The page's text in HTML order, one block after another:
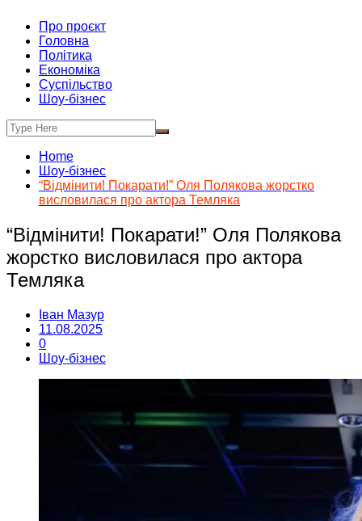
Про проєкт
Головна
Політика
Економіка
Суспільство
Шоу-бізнес
Home
Шоу-бізнес
“Відмінити! Покарати!” Оля Полякова жорстко
висловилася про актора Темляка
“Відмінити! Покарати!” Оля Полякова
жорстко висловилася про актора
Темляка
Іван Мазур
11.08.2025
0
Шоу-бізнес